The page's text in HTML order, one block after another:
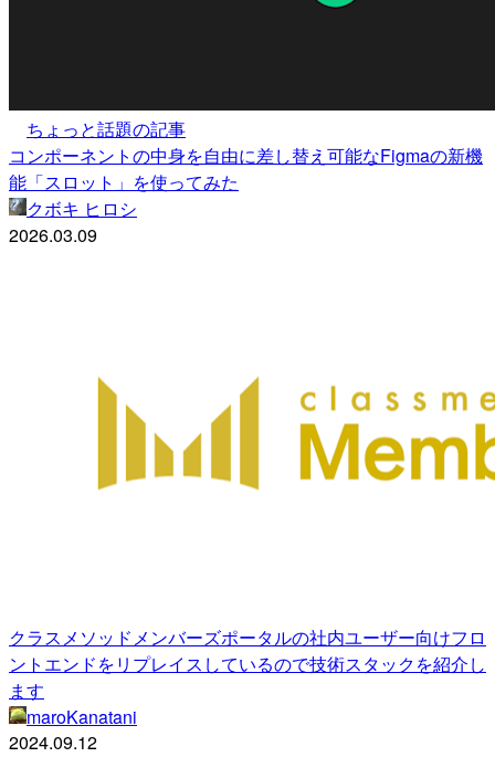
ちょっと話題の記事
コンポーネントの中身を自由に差し替え可能なFigmaの新機
能「スロット」を使ってみた
クボキ ヒロシ
2026.03.09
クラスメソッドメンバーズポータルの社内ユーザー向けフロ
ントエンドをリプレイスしているので技術スタックを紹介し
ます
maroKanatani
2024.09.12